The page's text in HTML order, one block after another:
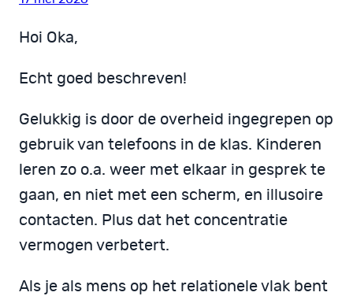
Hoi Oka,
Echt goed beschreven!
Gelukkig is door de overheid ingegrepen op
gebruik van telefoons in de klas. Kinderen
leren zo o.a. weer met elkaar in gesprek te
gaan, en niet met een scherm, en illusoire
contacten. Plus dat het concentratie
vermogen verbetert.
Als je als mens op het relationele vlak bent